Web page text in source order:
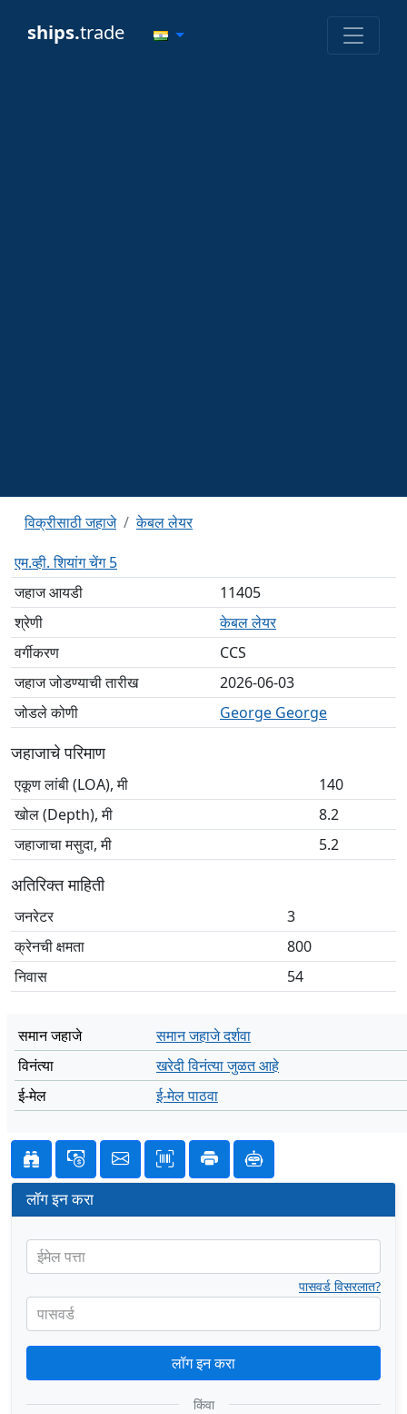
ships.trade
विक्रीसाठी जहाजे
केबल लेयर
एम.व्ही. शियांग चेंग 5
जहाज आयडी
11405
श्रेणी
केबल लेयर
वर्गीकरण
CCS
जहाज जोडण्याची तारीख
2026-06-03
जोडले कोणी
George George
जहाजाचे परिमाण
एकूण लांबी (LOA), मी
140
खोल (Depth), मी
8.2
जहाजाचा मसुदा, मी
5.2
अतिरिक्त माहिती
जनरेटर
3
क्रेनची क्षमता
800
निवास
54
समान जहाजे
समान जहाजे दर्शवा
विनंत्या
खरेदी विनंत्या जुळत आहे
ई-मेल
ई-मेल पाठवा
लॉग इन करा
ईमेल पत्ता
पासवर्ड
पासवर्ड विसरलात?
लॉग इन करा
किंवा